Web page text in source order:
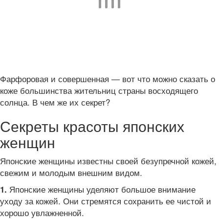
Фарфоровая и совершенная — вот что можно сказать о
коже большинства жительниц страны восходящего
солнца. В чем же их секрет?
Секреты красоты японских
женщин
Японские женщины известны своей безупречной кожей,
свежим и молодым внешним видом.
1. Японские женщины уделяют большое внимание
уходу за кожей. Они стремятся сохранить ее чистой и
хорошо увлажненной.